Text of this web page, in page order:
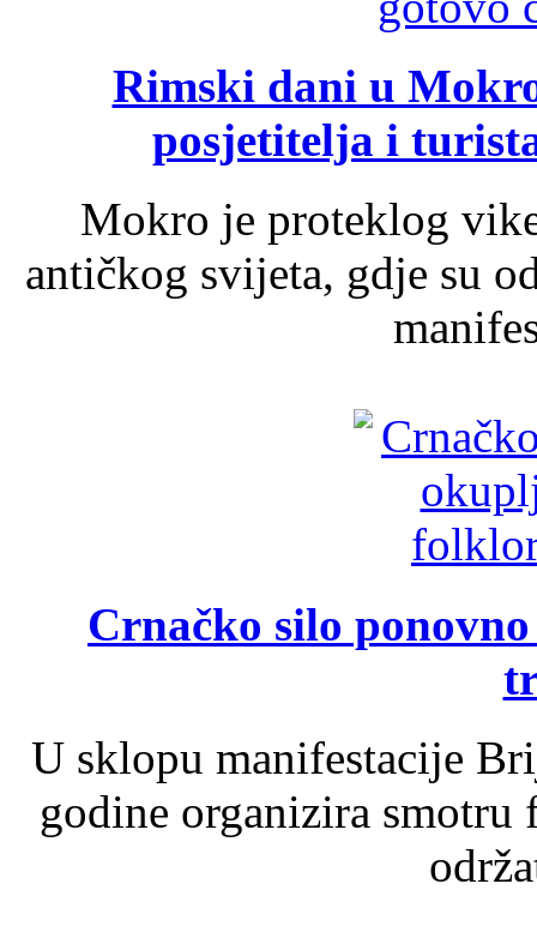
Rimski dani u
posjetitelja i
Mokro je proteklog
antičkog svijeta, gdje su
Crnačko silo
U sklopu manifestacije
godine organizira